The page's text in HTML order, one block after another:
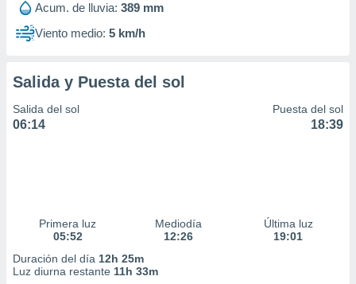
publicidad
de
Acum. de lluvia: 389 mm
Viento medio: 5 km/h
Salida y Puesta del sol
Salida del sol
06:14
Puesta del sol
18:39
Primera luz
05:52
Mediodía
12:26
Última luz
19:01
Duración del día 12h 25m
Luz diurna restante 11h 33m